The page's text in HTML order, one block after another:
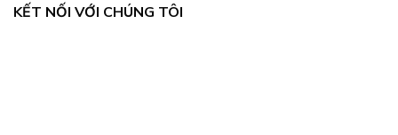
KẾT NỐI VỚI CHÚNG TÔI